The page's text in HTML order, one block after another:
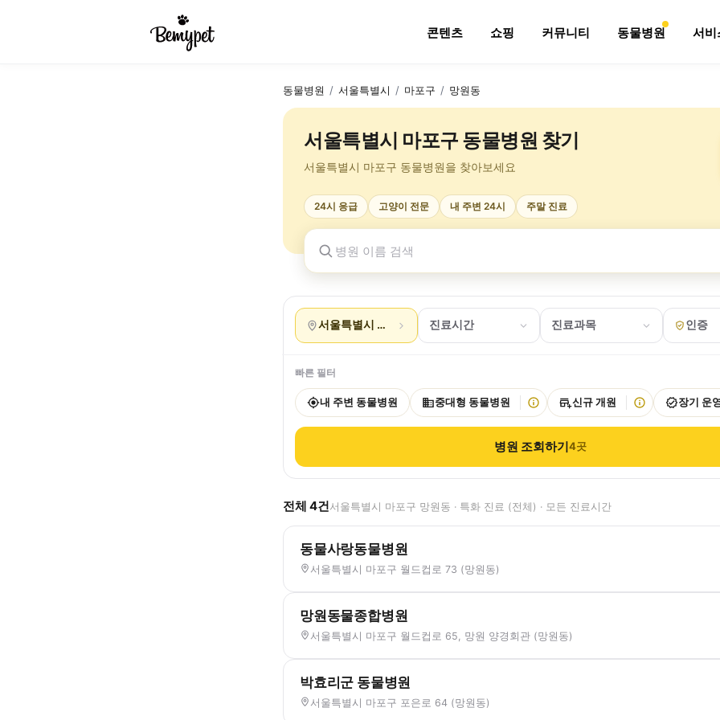
콘텐츠 쇼핑 커뮤니티 동물병원 서비
동물병원 / 서울특별시 / 마포구 / 망원동
서울특별시 마포구 동물병원 찾기
서울특별시 마포구 동물병원을 찾아보세요
24시 응급 고양이 전문 내 주변 24시 주말 진료
서울특별시 마포구 망원동진료시간 진료과목 인증
빠른 필터
내 주변 동물병원 중대형 동물병원 신규 개원 장기 운
병원 조회하기4곳
전체 4건서울특별시 마포구 망원동 · 특화 진료 (전체) · 모든 진료시간
동물사랑동물병원
서울특별시 마포구 월드컵로 73 (망원동)
망원동물종합병원
서울특별시 마포구 월드컵로 65, 망원 양경회관 (망원동)
박효리군 동물병원
서울특별시 마포구 포은로 64 (망원동)